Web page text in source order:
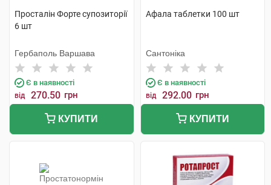
Просталін Форте супозиторії
6 шт
Гербаполь Варшава
Є в наявності
від 270.50 грн
КУПИТИ
Афала таблетки 100 шт
Сантоніка
Є в наявності
від 292.00 грн
КУПИТИ